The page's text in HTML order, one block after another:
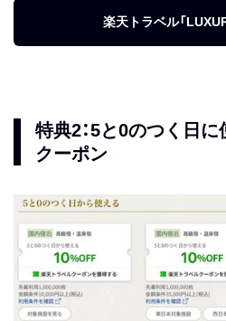
楽天トラベル「
特典2：5と0のつく日
クーポン